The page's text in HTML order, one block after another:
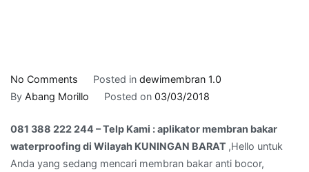
No Comments
081
222
244
–
Posted in dewimembran 1.0
By Abang Morillo Posted on 03/03/2018
081 388 222 244 – Telp Kami : aplikator membran bakar
waterproofing di Wilayah KUNINGAN BARAT ,Hello untuk
Anda yang sedang mencari membran bakar anti bocor,